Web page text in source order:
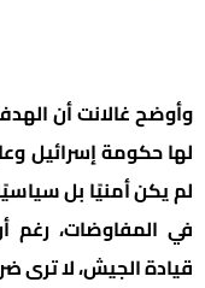
وأوضح غالانت أن
لها حكومة إسرائيل
لم يكن أمنيًا بل
في المفاوضات، رغم
قيادة الجيش، لا ترى